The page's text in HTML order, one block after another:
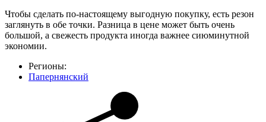
Чтобы сделать по-настоящему выгодную покупку, есть резон
заглянуть в обе точки. Разница в цене может быть очень
большой, а свежесть продукта иногда важнее сиюминутной
экономии.
Регионы:
Папернянский